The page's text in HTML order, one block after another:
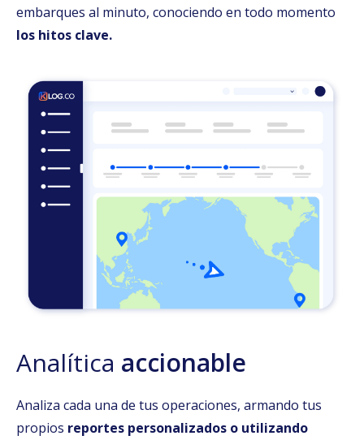
embarques al minuto, conociendo en todo momento
los hitos clave.
Analítica accionable
Analiza cada una de tus operaciones, armando tus
propios reportes personalizados o utilizando